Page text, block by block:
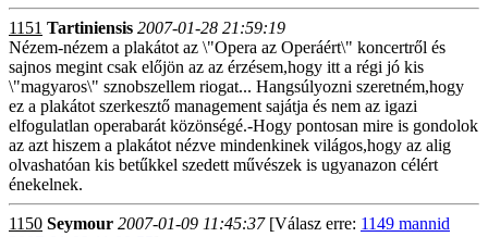
1151 Tartiniensis 2007-01-28 21:59:19
Nézem-nézem a plakátot az \"Opera az Operáért\" koncertről és
sajnos megint csak előjön az az érzésem,hogy itt a régi jó kis
\"magyaros\" sznobszellem riogat... Hangsúlyozni szeretném,hogy
ez a plakátot szerkesztő management sajátja és nem az igazi
elfogulatlan operabarát közönségé.-Hogy pontosan mire is gondolok
az azt hiszem a plakátot nézve mindenkinek világos,hogy az alig
olvashatóan kis betűkkel szedett művészek is ugyanazon célért
énekelnek.
1150 Seymour 2007-01-09 11:45:37[Válasz erre: 1149 mannid